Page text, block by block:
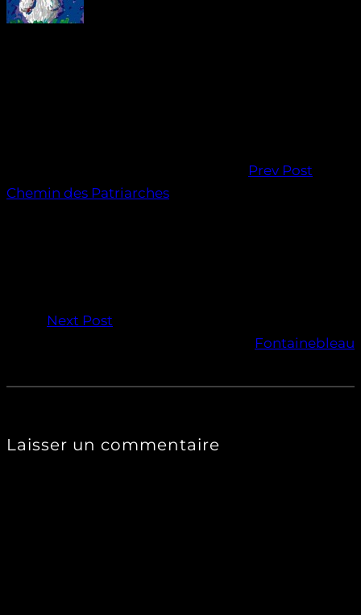
Prev Post
Chemin des Patriarches
Next Post
Fontainebleau
Laisser un commentaire